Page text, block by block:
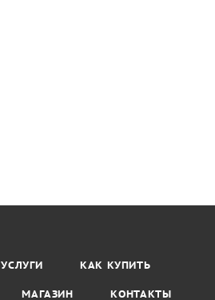
УСЛУГИ КАК КУПИТЬ
МАГАЗИН КОНТАКТЫ